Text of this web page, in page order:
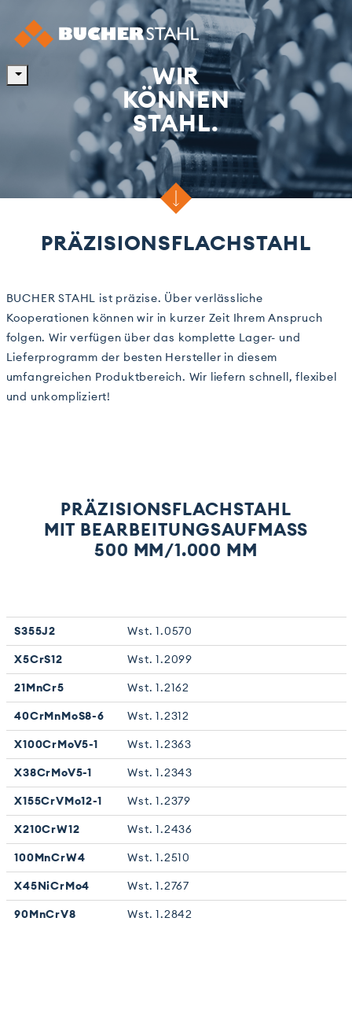
WIR
KÖNNEN
STAHL.
PRÄZISIONSFLACHSTAHL
BUCHER STAHL ist präzise. Über verlässliche
Kooperationen können wir in kurzer Zeit Ihrem Anspruch
folgen. Wir verfügen über das komplette Lager- und
Lieferprogramm der besten Hersteller in diesem
umfangreichen Produktbereich. Wir liefern schnell, flexibel
und unkompliziert!
PRÄZISIONSFLACHSTAHL
MIT BEARBEITUNGS­AUFMASS 5
00 MM/1.000 MM
S355J2
Wst. 1.0570
X5CrS12
Wst. 1.2099
21MnCr5
Wst. 1.2162
40CrMnMoS8-6
Wst. 1.2312
X100CrMoV5-1
Wst. 1.2363
X38CrMoV5-1
Wst. 1.2343
X155CrVMo12-1
Wst. 1.2379
X210CrW12
Wst. 1.2436
100MnCrW4
Wst. 1.2510
X45NiCrMo4
Wst. 1.2767
90MnCrV8
Wst. 1.2842